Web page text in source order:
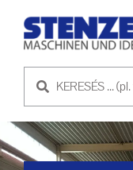
HASZNÁLT GÉPEK
ELADÓ GÉP